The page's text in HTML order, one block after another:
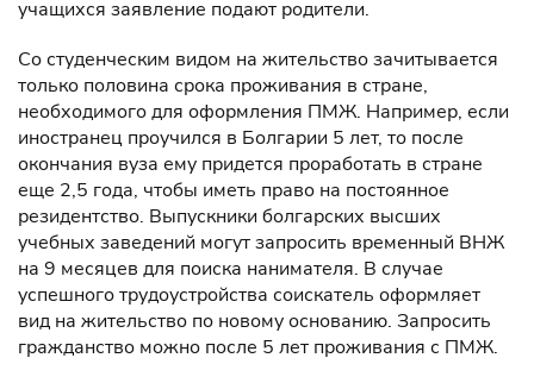
учащихся заявление подают родители.
Со студенческим видом на жительство зачитывается
только половина срока проживания в стране,
необходимого для оформления ПМЖ. Например, если
иностранец проучился в Болгарии 5 лет, то после
окончания вуза ему придется проработать в стране
еще 2,5 года, чтобы иметь право на постоянное
резидентство. Выпускники болгарских высших
учебных заведений могут запросить временный ВНЖ
на 9 месяцев для поиска нанимателя. В случае
успешного трудоустройства соискатель оформляет
вид на жительство по новому основанию. Запросить
гражданство можно после 5 лет проживания с ПМЖ.